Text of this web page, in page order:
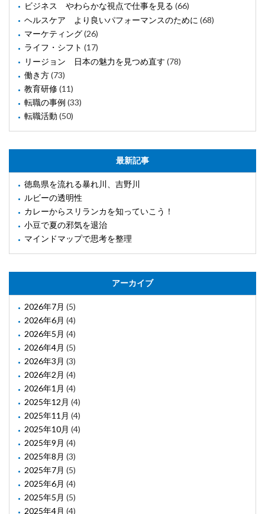
ビジネス やわらかな視点で仕事を見る (66)
ヘルスケア より良いパフォーマンスのために (68)
マーケティング(26)
ライフ・シフト (17)
リージョン 日本の魅力を見つめ直す (78)
働き方(73)
教育研修(11)
転職の事例 (33)
転職活動 (50)
最新記事
徳島県を流れる暴れ川、吉野川
ルビーの透明性
カレーからスリランカを知っていこう！
小豆で夏の邪気を退治
マインドマップで思考を整理
アーカイブ
2026年7月 (5)
2026年6月 (4)
2026年5月 (4)
2026年4月 (5)
2026年3月 (3)
2026年2月 (4)
2026年1月 (4)
2025年12月 (4)
2025年11月 (4)
2025年10月 (4)
2025年9月 (4)
2025年8月 (3)
2025年7月 (5)
2025年6月 (4)
2025年5月 (5)
2025年4月 (4)